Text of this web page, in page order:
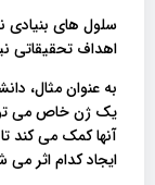
سلول های بنیادی
اهداف تحقیقاتی
به عنوان مثال،
یک ژن خاص می
آنها کمک می کند
ایجاد کدام اثر می